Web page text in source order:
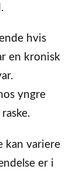
hvis
en kronisk
yngre
kan variere
er i